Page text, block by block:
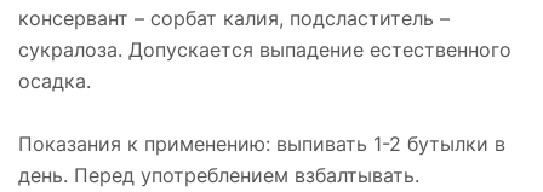
консервант – сорбат калия, подсластитель –
сукралоза. Допускается выпадение естественного
осадка.
Показания к применению: выпивать 1-2 бутылки в
день. Перед употреблением взбалтывать.